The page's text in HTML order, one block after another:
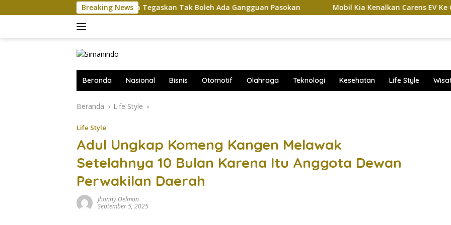
ke
Breaking News
Komut Pertamina Tegaskan Tak Boleh Ada Gangguan Pasokan Mobil Kia Kenalkan Carens EV Ke GIIAS
Beranda Nasional Bisnis Otomotif Olahraga Teknologi Kesehatan Life Style
Beranda Life Style
Life Style
Adul Ungkap Komeng Kangen Melawak
Setelahnya 10 Bulan Karena Itu Anggota Dewan
Perwakilan Daerah
Jhonny Oelman
September 5, 2025